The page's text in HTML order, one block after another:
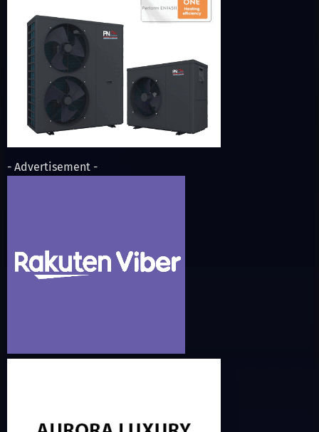
- Advertisement -